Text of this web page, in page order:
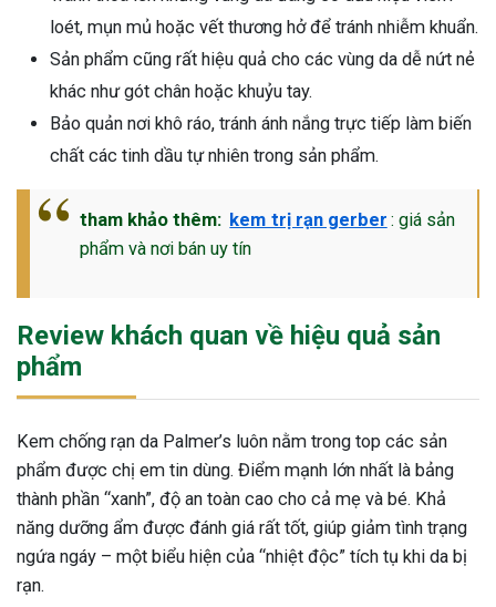
loét, mụn mủ hoặc vết thương hở để tránh nhiễm khuẩn.
Sản phẩm cũng rất hiệu quả cho các vùng da dễ nứt nẻ
khác như gót chân hoặc khuỷu tay.
Bảo quản nơi khô ráo, tránh ánh nắng trực tiếp làm biến
chất các tinh dầu tự nhiên trong sản phẩm.
tham khảo thêm: kem trị rạn gerber : giá sản
phẩm và nơi bán uy tín
Review khách quan về hiệu quả sản
phẩm
Kem chống rạn da Palmer’s luôn nằm trong top các sản
phẩm được chị em tin dùng. Điểm mạnh lớn nhất là bảng
thành phần “xanh”, độ an toàn cao cho cả mẹ và bé. Khả
năng dưỡng ẩm được đánh giá rất tốt, giúp giảm tình trạng
ngứa ngáy – một biểu hiện của “nhiệt độc” tích tụ khi da bị
rạn.